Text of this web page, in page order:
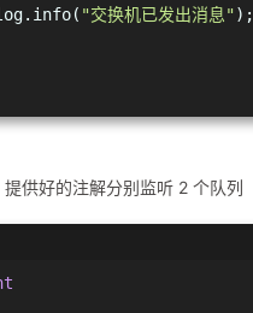
"交换机已发出消息");
供好的注解分别监听 2 个队列